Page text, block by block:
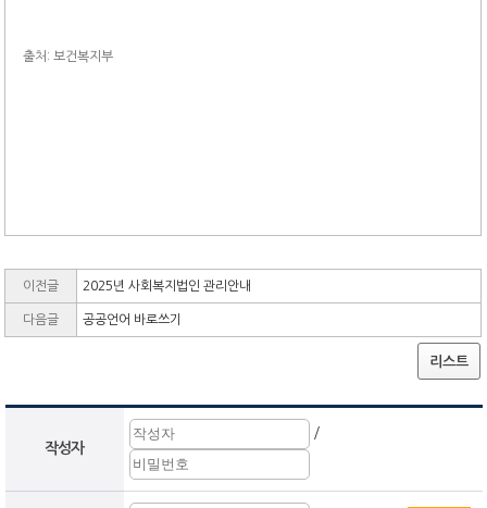
출처: 보건복지부
이전글 2025년 사회복지법인 관리안내
다음글 공공언어 바로쓰기
리스트
작성자
/